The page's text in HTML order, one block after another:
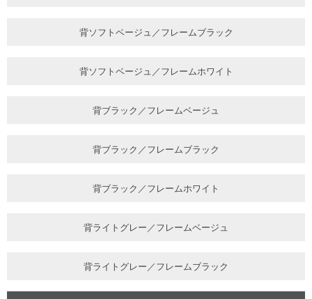
背ソフトベージュ／フレームブラック
背ソフトベージュ／フレームホワイト
背ブラック／フレームベージュ
背ブラック／フレームブラック
背ブラック／フレームホワイト
背ライトグレー／フレームベージュ
背ライトグレー／フレームブラック